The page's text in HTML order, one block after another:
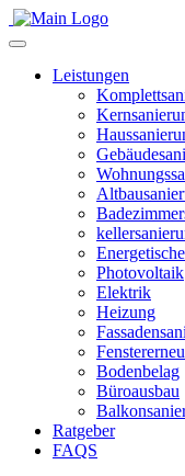
Leistungen
Photovoltaik
Elektrik
Heizung
Bodenbelag
Büroausbau
Ratgeber
FAQS